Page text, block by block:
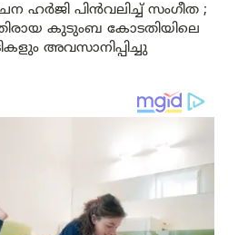
ഹർജി പിൻവലിച്ച് സംഗീത ;
കുടുംബ കോടതിയിലെ
അവസാനിപ്പിച്ചു